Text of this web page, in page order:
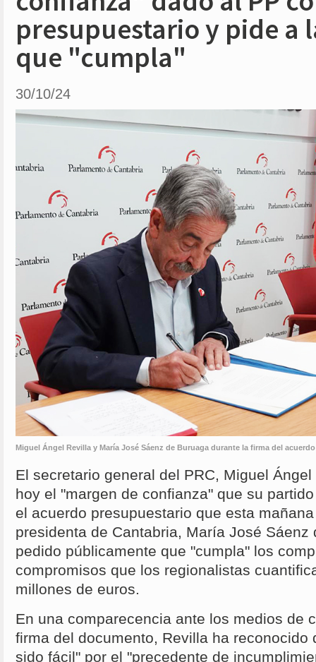
presupuestario y pide a
que "cumpla"
30/10/24
Miguel Ángel Revilla y María José Sáenz de Buruaga durante la firma del acuerdo
El secretario general del PRC, Miguel
hoy el "margen de confianza" que su
el acuerdo presupuestario que esta
presidenta de Cantabria, María José Sáenz
pedido públicamente que "cumpla" los
compromisos que los regionalistas
millones de euros.
En una comparecencia ante los medios de
firma del documento, Revilla ha reconocido
sido fácil" por el "precedente de